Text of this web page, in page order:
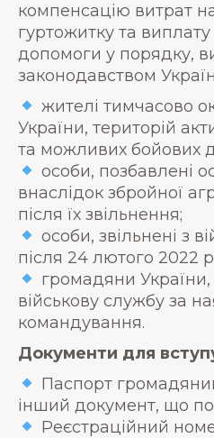
компенсацію витрат
гуртожитку та
допомоги у порядку,
законодавством
жителі тимчасово
України, територій
та можливих бойових
особи, позбавлені
внаслідок збройної
після їх звільнення;
особи, звільнені з
після 24 лютого 2022
громадяни України,
військову службу за
командування.
Документи для
Паспорт
інший документ, що
Реєстраційний